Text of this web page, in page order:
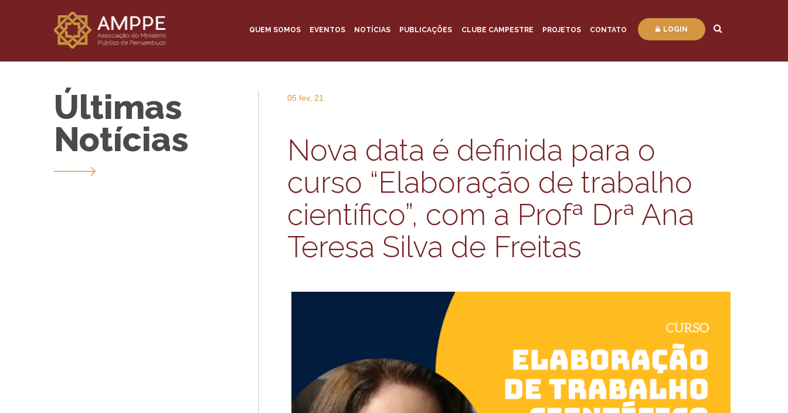
QUEM SOMOS EVENTOS NOTÍCIAS PUBLICAÇÕES CLUBE CAMPESTRE PROJETOS CONTATO LOGIN
Últimas
Notícias
05 fev, 21
Nova data é definida para o
curso “Elaboração de trabalho
científico”, com a Profª Drª Ana
Teresa Silva de Freitas